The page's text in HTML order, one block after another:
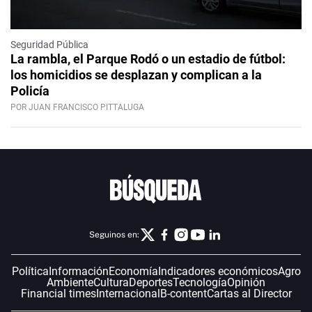
Seguridad Pública
La rambla, el Parque Rodó o un estadio de fútbol:
los homicidios se desplazan y complican a la
Policía
POR JUAN FRANCISCO PITTALUGA
Seguinos en:
PolíticaInformaciónEconomíaIndicadores económicosAgro
AmbienteCulturaDeportesTecnologíaOpinión
Financial timesInternacionalB-contentCartas al Director